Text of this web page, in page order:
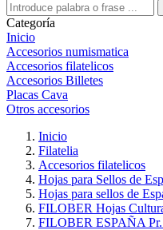
Categoría
Inicio
Accesorios numismatica
Accesorios filatelicos
Accesorios Billetes
Placas Cava
Otros accesorios
Inicio
Filatelia
Accesorios filatelicos
Hojas para Sellos de
Hojas para sellos de
FILOBER Hojas
FILOBER ESPAÑA